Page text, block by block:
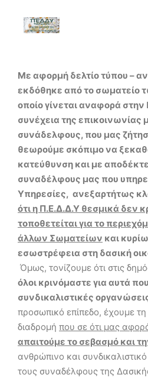
Με αφορμή δελτίο τύπου –
εκδόθηκε από το
οποίο γίνεται αναφορά
συνέχεια της επικοινωνίας
συνάδελφους, που μας
θεωρούμε σκόπιμο να
κατεύθυνση και με
συναδέλφους μας που
Υπηρεσίες, ανεξαρτήτως
ότι η Π.Ε.Δ.Δ.Υ θεσμικά δεν
τοποθετείται για το
άλλων Σωματείων και
εσωστρέφεια στη δασική
Όμως, τονίζουμε ότι στις
όλοι κρινόμαστε για αυτά
συνδικαλιστικές
προσωπικό επίπεδο, έχουμε τη
διαδρομή που σε ότι μας
απαιτούμε το σεβασμό και
ανθρώπινο και
τους συναδέλφους της